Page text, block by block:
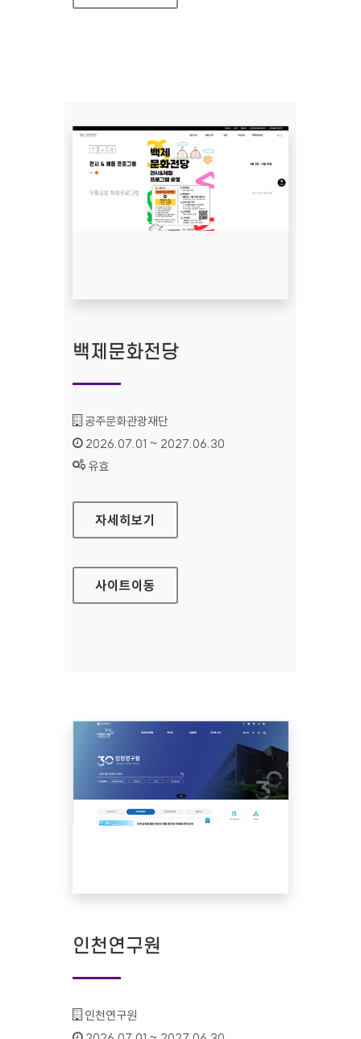
백제문화전당
기관명 :
공주문화관광재단
인증기간 :
2026.07.01 ~ 2027.06.30
상태 :
유효
백제문화전당
자세히보기
사이트이동
인천연구원
기관명 :
인천연구원